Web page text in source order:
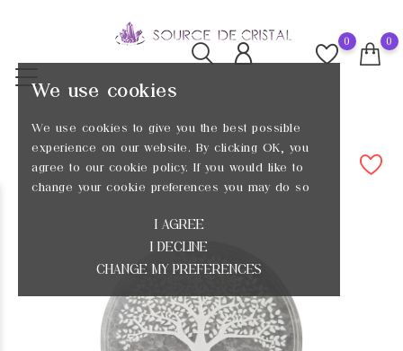
We use cookies
We use cookies to give you the best possible
experience on our website. By clicking OK, you
agree to our cookie policy. If you would like to
change your cookie preferences you may do so
I AGREE
I DECLINE
CHANGE MY PREFERENCES
0
0